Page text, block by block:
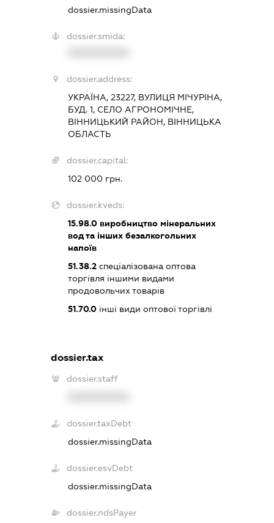
dossier.missingData
dossier.smida:
dossier.address:
УКРАЇНА, 23227, ВУЛИЦЯ МІЧУРІНА,
БУД. 1, СЕЛО АГРОНОМІЧНЕ,
ВІННИЦЬКИЙ РАЙОН, ВІННИЦЬКА
ОБЛАСТЬ
dossier.capital:
102 000 грн.
dossier.kveds:
15.98.0 виробництво мінеральних
вод та інших безалкогольних
напоїв
51.38.2 спеціалізована оптова
торгівля іншими видами
продовольчих товарів
51.70.0 інші види оптової торгівлі
dossier.tax
dossier.staff
dossier.taxDebt
dossier.missingData
dossier.esvDebt
dossier.missingData
dossier.ndsPayer